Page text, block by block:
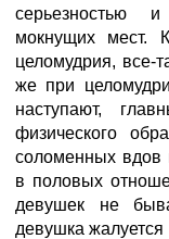
серьезностью
мокнущих мест.
целомудрия, все-
же при
наступают,
физического
соломенных вдов
в половых
девушек не
девушка